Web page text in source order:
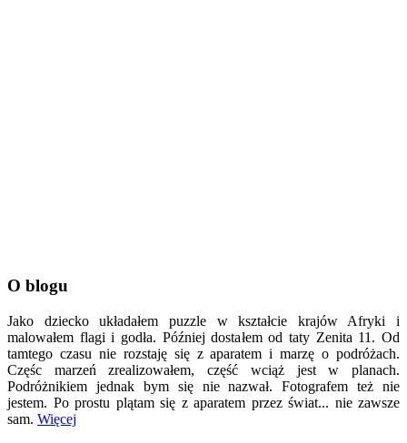
O blogu
Jako dziecko układałem puzzle w kształcie krajów Afryki i
malowałem flagi i godła. Później dostałem od taty Zenita 11. Od
tamtego czasu nie rozstaję się z aparatem i marzę o podróżach.
Częśc marzeń zrealizowałem, część wciąż jest w planach.
Podróżnikiem jednak bym się nie nazwał. Fotografem też nie
jestem. Po prostu plątam się z aparatem przez świat... nie zawsze
sam. Więcej